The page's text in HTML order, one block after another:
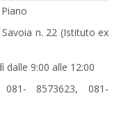
n. 22 (Istituto ex
dalle 9:00 alle 12:00
8573623, 081-